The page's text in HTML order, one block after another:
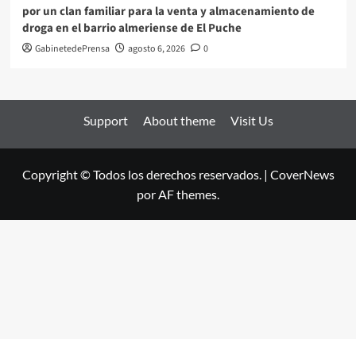
por un clan familiar para la venta y almacenamiento de
droga en el barrio almeriense de El Puche
GabinetedePrensa agosto 6, 2026 0
Support About theme Visit Us
Copyright © Todos los derechos reservados. | CoverNews
por AF themes.